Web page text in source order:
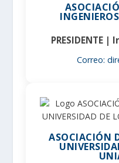
PRESIDENTE |
Correo:
ASOCIACIÓN